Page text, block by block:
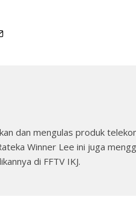
dan mengulas produk
Winner Lee ini juga
di FFTV IKJ.